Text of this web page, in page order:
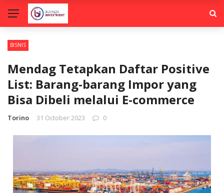
BISNIS
Mendag Tetapkan Daftar Positive
List: Barang-barang Impor yang
Bisa Dibeli melalui E-commerce
Torino 31 October 2023 0